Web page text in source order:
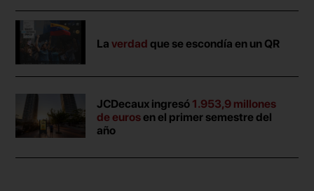
Laverdad que se escondía en un QR
JCDecaux ingresó 1.953,9 millones
de eurosen el primer semestre del
año